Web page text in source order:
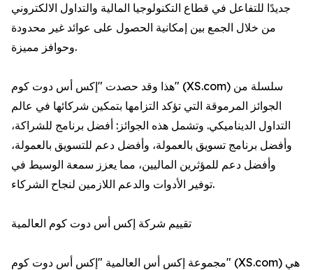
جديدًا للتفاعل في قطاع التكنولوجيا المالية والتداول الالكتروني
من خلال الجمع بين إمكانية الحصول على عوائد غير محدودة
وحوافز مميزة.
هذا وقد حصدت "إكس أس دوت كوم" (XS.com) سلسلة من
الجوائز المرموقة التي تؤكد التزامها بتمكين شركائها في عالم
التداول الديناميكي. وتشمل هذه الجوائز: أفضل برنامج للشراكة،
وأفضل برنامج تسويق بالعمولة، وأفضل دعم للتسويق بالعمولة،
وأفضل دعم للمؤثرين الماليين، مما يعزز سمعة الوسيط في
توفير الأدوات والدعم اللازمين لنجاح الشركاء.
تقييم شركة إكس أس دوت كوم العالمية
مجموعة إكس أس العالمية "إكس أس دوت كوم" (XS.com) هي